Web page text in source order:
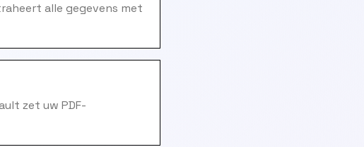
alle gegevens met
zet uw PDF-